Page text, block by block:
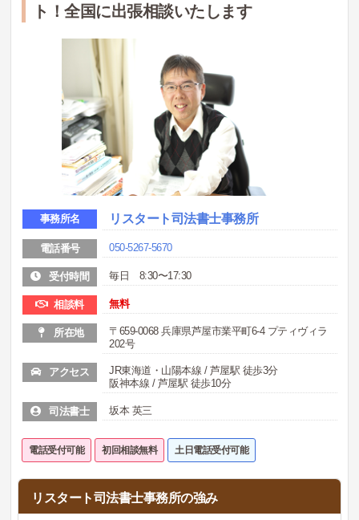
ト！全国に出張相談いたします
事務所名 リスタート司法書士事務所
電話番号 050-5267-5670
受付時間 毎日 8:30〜17:30
相談料 無料
所在地
〒659-0068 兵庫県芦屋市業平町6-4 プティヴィラ
202号
アクセス
JR東海道・山陽本線 / 芦屋駅 徒歩3分
阪神本線 / 芦屋駅 徒歩10分
司法書士 坂本 英三
電話受付可能 初回相談無料 土日電話受付可能
リスタート司法書士事務所の強み